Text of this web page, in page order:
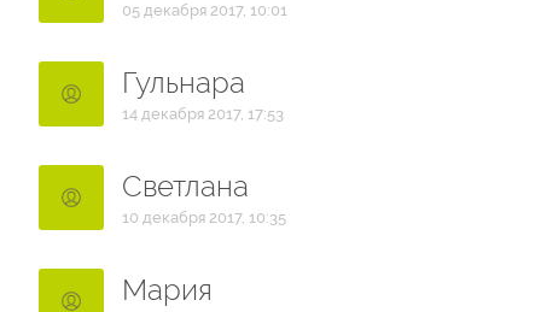
05 декабря 2017, 10:01
Гульнара
14 декабря 2017, 17:53
Светлана
10 декабря 2017, 10:35
Мария